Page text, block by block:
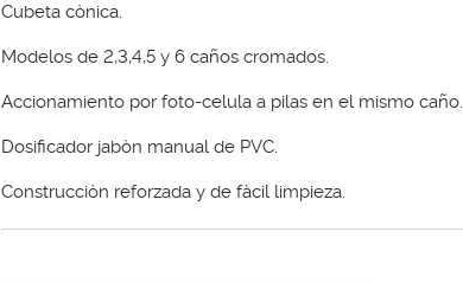
Cubeta cònica.
Modelos de 2,3,4,5 y 6 caños cromados.
Accionamiento por foto-celula a pilas en el mismo caño.
Dosificador jabòn manual de PVC.
Construcciòn reforzada y de fàcil limpieza.